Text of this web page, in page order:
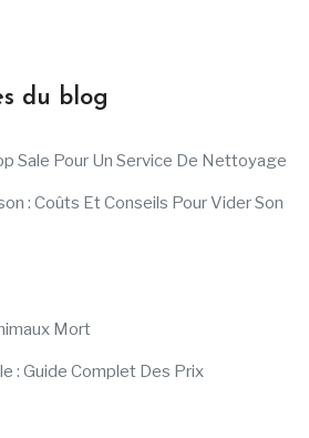
du blog
Sale Pour Un Service De Nettoyage
: Coûts Et Conseils Pour Vider Son
Mort
: Guide Complet Des Prix